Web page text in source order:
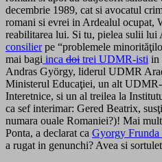
decembrie 1989, cat si avocatul
romani si evrei in Ardealul ocupat,
reabilitarea lui. Si tu, pielea sulii lui
consilierpe “problemele
mai bagi inca doi trei UDMR-isti in
Andras György, liderul UDMR
Ministerul Educaţiei, un alt
Interetnice, si un al treilea la
ca sef interimar: Gered Beatrix,
numara ouale Romaniei?)! Mai
Ponta, a declarat ca Gyorgy Frunda
a rugat in genunchi? Avea si